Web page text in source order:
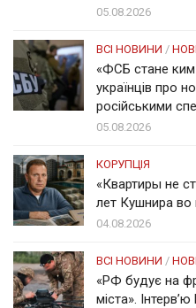
05.08.2026
ВСІ НОВИНИ /
«ФСБ стане
українців про
російськими
05.08.2026
КОРУПЦІЯ
«Квартиры не
лет Кушнира во
04.08.2026
ВСІ НОВИНИ /
«РФ будує на
міста».